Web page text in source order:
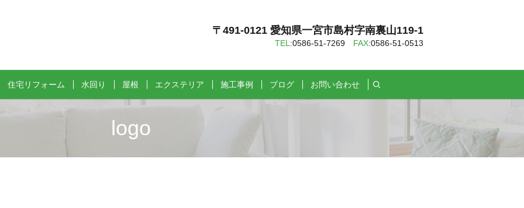
〒491-0121 愛知県一宮市島村字南裏山119-1
TEL :0586-51-7269 FAX:0586-51-0513
住宅リフォーム 水回り 屋根 エクステリア 施工事例 ブログ お問い合わせ search
logo